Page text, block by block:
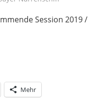
Session
Mehr